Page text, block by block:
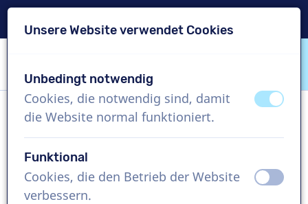
VoiceProductions
Javi
US$ 304,95
Unsere Website verwendet Cookies
Unbedingt notwendig
Cookies, die notwendig sind, damit
die Website normal funktioniert.
aus
an
Funktional
Cookies, die den Betrieb der Website
verbessern.
ausan